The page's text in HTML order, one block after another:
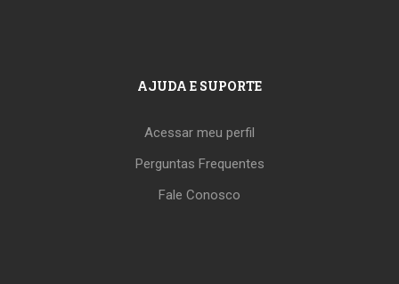
AJUDA E SUPORTE
Acessar meu perfil
Perguntas Frequentes
Fale Conosco